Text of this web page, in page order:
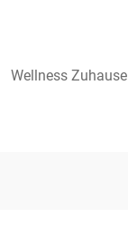
Wellness Zuhause